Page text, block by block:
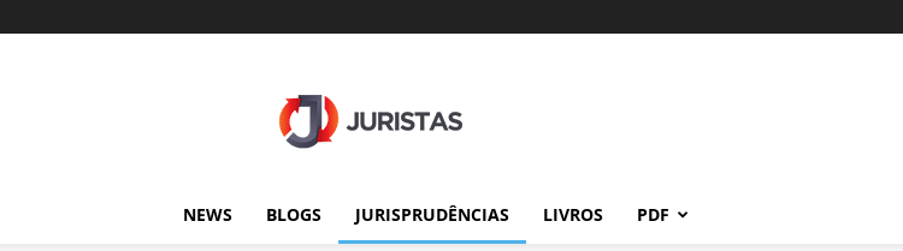
NEWS BLOGS JURISPRUDÊNCIAS LIVROS PDF